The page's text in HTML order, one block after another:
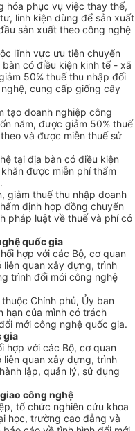
hóa phục vụ việc thay thế,
linh kiện dùng để sản xuất
sản xuất theo công nghệ
lĩnh vực ưu tiên chuyển
có điều kiện kinh tế - xã
50% thuế thu nhập đối
cung cấp giống cây
tạo doanh nghiệp công
năm, được giảm 50% thuế
và được miễn thuế sử
tại địa bàn có điều kiện
được miễn phí thẩm
giảm thuế thu nhập doanh
định hợp đồng chuyển
pháp luật về thuế và phí có
quốc gia
hợp với các Bộ, cơ quan
liên quan xây dựng, trình
trình đổi mới công nghệ
Chính phủ, Ủy ban
hạn của mình có trách
mới công nghệ quốc gia.
gia
hợp với các Bộ, cơ quan
liên quan xây dựng, trình
lập, quản lý, sử dụng
công nghệ
tổ chức nghiên cứu khoa
học, trường cao đẳng và